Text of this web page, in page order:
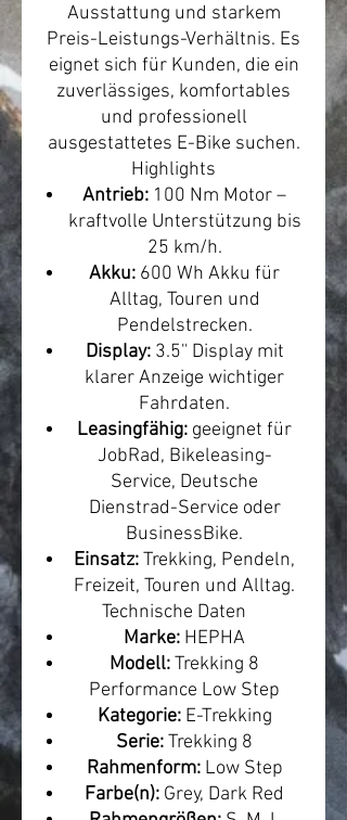
Ausstattung und starkem
Preis-Leistungs-Verhältnis. Es
eignet sich für Kunden, die ein
zuverlässiges, komfortables
und professionell
ausgestattetes E-Bike suchen.
Highlights
Antrieb: 100 Nm Motor –
kraftvolle Unterstützung bis
25 km/h.
Akku: 600 Wh Akku für
Alltag, Touren und
Pendelstrecken.
Display:3.5'' Display mit
klarer Anzeige wichtiger
Fahrdaten.
Leasingfähig: geeignet für
JobRad, Bikeleasing-
Service, Deutsche
Dienstrad-Service oder
BusinessBike.
Einsatz:Trekking, Pendeln,
Freizeit, Touren und Alltag.
Technische Daten
Marke: HEPHA
Modell:Trekking 8
Performance Low Step
Kategorie:E-Trekking
Serie:Trekking 8
Rahmenform:Low Step
Farbe(n): Grey, Dark Red